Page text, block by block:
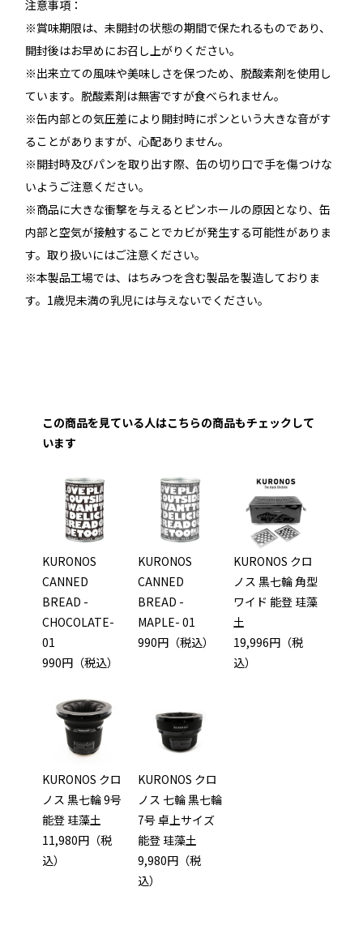
注意事項：
※賞味期限は、未開封の状態の期間で保たれるものであり、
開封後はお早めにお召し上がりください。
※出来立ての風味や美味しさを保つため、脱酸素剤を使用し
ています。脱酸素剤は無害ですが食べられません。
※缶内部との気圧差により開封時にポンという大きな音がす
ることがありますが、心配ありません。
※開封時及びパンを取り出す際、缶の切り口で手を傷つけな
いようご注意ください。
※商品に大きな衝撃を与えるとピンホールの原因となり、缶
内部と空気が接触することでカビが発生する可能性がありま
す。取り扱いにはご注意ください。
※本製品工場では、はちみつを含む製品を製造しておりま
す。1歳児未満の乳児には与えないでください。
この商品を見ている人はこちらの商品もチェックして
います
KURONOS
CANNED
BREAD -
CHOCOLATE-
01
990円（税込）
KURONOS
CANNED
BREAD -
MAPLE- 01
990円（税込）
KURONOS クロ
ノス 黒七輪 角型
ワイド 能登 珪藻
土
19,996円（税
込）
KURONOS クロ
ノス 黒七輪 9号
能登 珪藻土
11,980円（税
込）
KURONOS クロ
ノス 七輪 黒七輪
7号 卓上サイズ
能登 珪藻土
9,980円（税
込）